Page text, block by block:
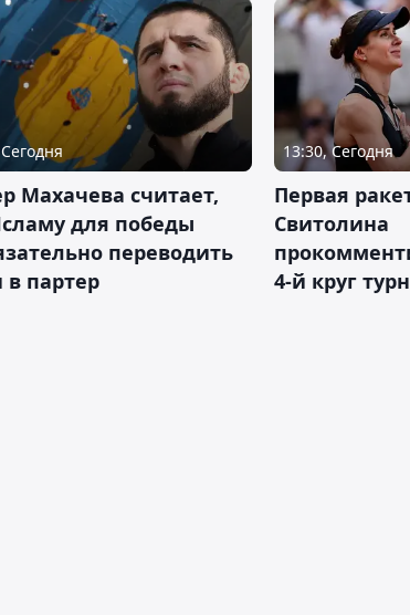
Махачева считает,
для победы
переводить
в партер
13:30, Сегодня
Первая
Свитолина
4-й круг